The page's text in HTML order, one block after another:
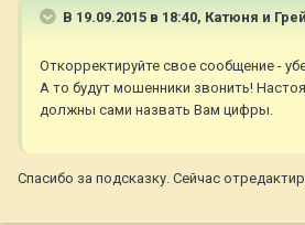
В 19.09.2015 в 18:40, Катюня и
Откорректируйте свое сообщение -
А то будут мошенники звонить!
должны сами назвать Вам цифры.
Спасибо за подсказку. Сейчас